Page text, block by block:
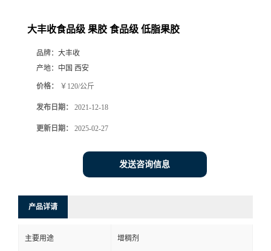
大丰收食品级 果胶 食品级 低脂果胶
品牌： 大丰收
产地： 中国 西安
价格： ￥120/公斤
发布日期： 2021-12-18
更新日期： 2025-02-27
发送咨询信息
产品详请
主要用途 增稠剂